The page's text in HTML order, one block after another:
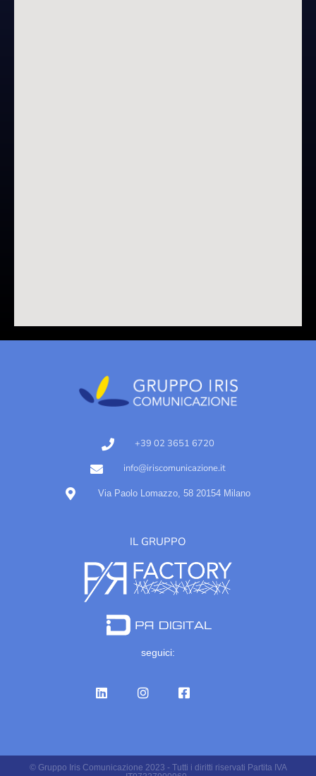
+39 02 3651 6720
info@iriscomunicazione.it
Via Paolo Lomazzo, 58 20154 Milano
IL GRUPPO
seguici:
© Gruppo Iris Comunicazione 2023 - Tutti i diritti riservati Partita IVA